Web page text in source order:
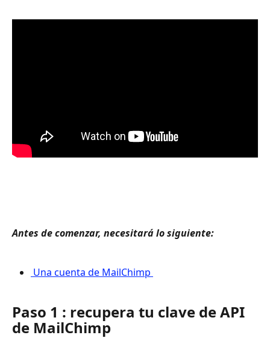
Antes de comenzar, necesitará lo siguiente:
Una cuenta de MailChimp
Paso 1 : recupera tu clave de API
de MailChimp